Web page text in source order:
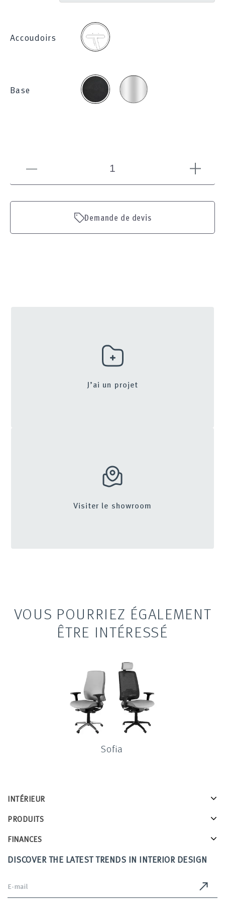
Accoudoirs
2D
Base
Noire Chromée
Demande de devis
J’ai un projet
Visiter le showroom
VOUS POURRIEZ ÉGALEMENT
ÊTRE INTÉRESSÉ
Sofia
INTÉRIEUR
PRODUITS
FINANCES
DISCOVER THE LATEST TRENDS IN INTERIOR DESIGN